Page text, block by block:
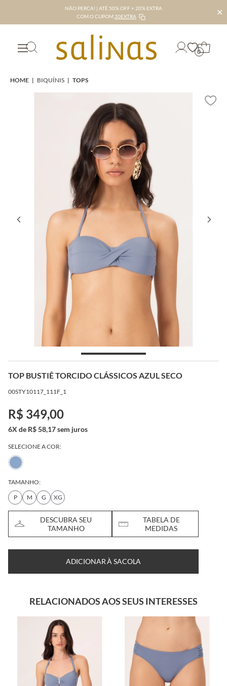
NÃO PERCA! | ATÉ 50% OFF + 20% EXTRA
COM O CUPOM 20EXTRA ✕
0
HOME | BIQUÍNIS | TOPS
TOP BUSTIÊ TORCIDO CLÁSSICOS AZUL SECO
00STY10117_111F_1
R$ 349,00
6X de R$ 58,17 sem juros
SELECIONE A COR:
TAMANHO:
P
M G XG
DESCUBRA SEU
TAMANHO
TABELA DE
MEDIDAS
ADICIONAR À SACOLA
RELACIONADOS AOS SEUS INTERESSES